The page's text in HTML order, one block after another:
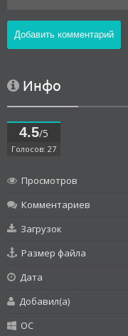
Инфо
4.5/5
Голосов: 27
Просмотров
Комментариев
Загрузок
Размер файла
Дата
Добавил(а)
OC